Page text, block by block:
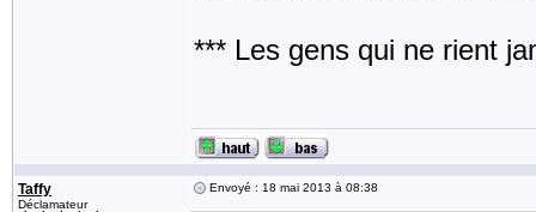
*** Les gens qui ne rient
Taffy
Déclamateur
Envoyé : 18 mai 2013 à 08:38